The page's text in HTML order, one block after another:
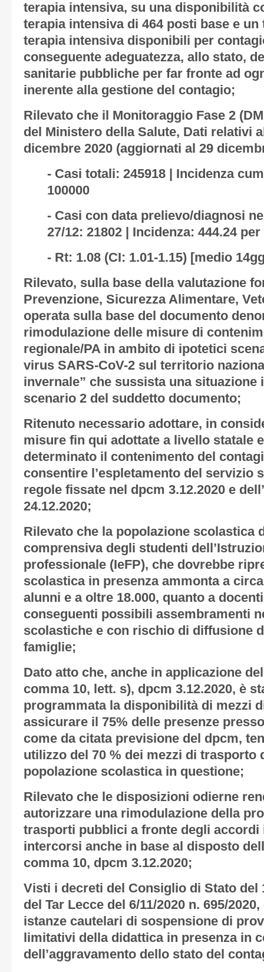
terapia intensiva, su una disponibilità
terapia intensiva di 464 posti base e
terapia intensiva disponibili per
conseguente adeguatezza, allo stato,
sanitarie pubbliche per far fronte ad
inerente alla gestione del contagio;
Rilevato che il Monitoraggio Fase 2
del Ministero della Salute, Dati relativi
dicembre 2020 (aggiornati al 29
- Casi totali: 245918 | Incidenza
100000
- Casi con data prelievo/diagnosi
27/12: 21802 | Incidenza: 444.24 per
- Rt: 1.08 (CI: 1.01-1.15) [medio
Rilevato, sulla base della valutazione
Prevenzione, Sicurezza Alimentare,
operata sulla base del documento
rimodulazione delle misure di
regionale/PA in ambito di ipotetici
virus SARS-CoV-2 sul territorio
invernale” che sussista una situazione
scenario 2 del suddetto documento;
Ritenuto necessario adottare, in
misure fin qui adottate a livello statale
determinato il contenimento del
consentire l’espletamento del servizio
regole fissate nel dpcm 3.12.2020 e
24.12.2020;
Rilevato che la popolazione scolastica
comprensiva degli studenti
professionale (IeFP), che dovrebbe
scolastica in presenza ammonta a
alunni e a oltre 18.000, quanto a
conseguenti possibili assembramenti
scolastiche e con rischio di diffusione
famiglie;
Dato atto che, anche in applicazione
comma 10, lett. s), dpcm 3.12.2020, è
programmata la disponibilità di mezzi
assicurare il 75% delle presenze
come da citata previsione del dpcm,
utilizzo del 70 % dei mezzi di trasporto
popolazione scolastica in questione;
Rilevato che le disposizioni odierne
autorizzare una rimodulazione della
trasporti pubblici a fronte degli
intercorsi anche in base al disposto
comma 10, dpcm 3.12.2020;
Visti i decreti del Consiglio di Stato del
del Tar Lecce del 6/11/2020 n. 695/
istanze cautelari di sospensione di
limitativi della didattica in presenza in
dell’aggravamento dello stato del